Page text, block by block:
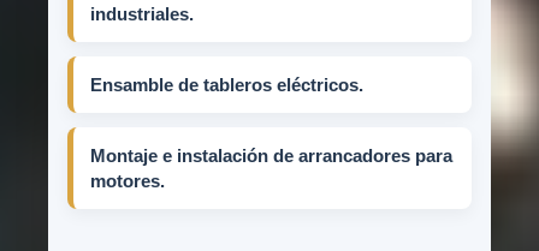
industriales.
Ensamble de tableros eléctricos.
Montaje e instalación de arrancadores para
motores.